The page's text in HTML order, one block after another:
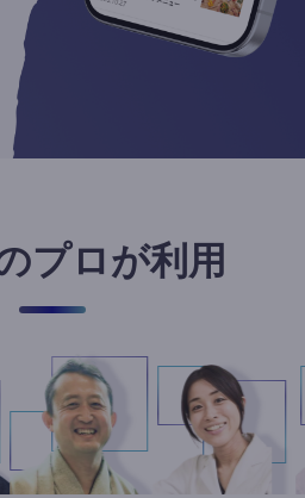
プロが利用